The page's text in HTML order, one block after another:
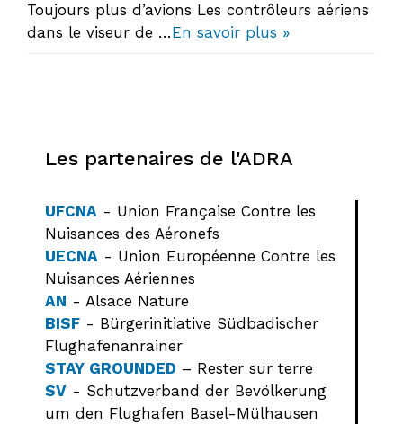
Toujours plus d’avions Les contrôleurs aériens
dans le viseur de …En savoir plus »
Les partenaires de l'ADRA
UFCNA - Union Française Contre les
Nuisances des Aéronefs
UECNA - Union Européenne Contre les
Nuisances Aériennes
AN - Alsace Nature
BISF - Bürgerinitiative Südbadischer
Flughafenanrainer
STAY GROUNDED – Rester sur terre
SV - Schutzverband der Bevölkerung
um den Flughafen Basel-Mülhausen